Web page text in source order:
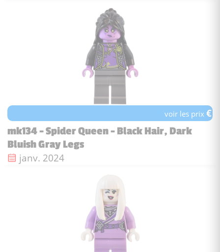
voir les prix€
mk134 - Spider Queen - Black Hair, Dark
Bluish Gray Legs
Date de sortie :
janv. 2024